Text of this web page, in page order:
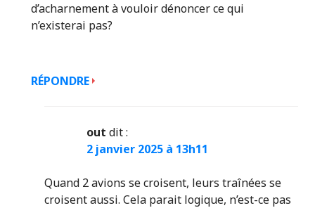
d’acharnement à vouloir dénoncer ce qui
n’existerai pas?
RÉPONDRE
out dit :
2 janvier 2025 à 13h11
Quand 2 avions se croisent, leurs traînées se
croisent aussi. Cela parait logique, n’est-ce pas